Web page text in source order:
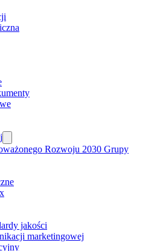
Rozwoju 2030 Grupy
jakości
marketingowej